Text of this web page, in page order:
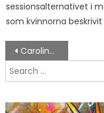
sessionsalternativet i
som kvinnorna beskrivit
Post
Carolina Falkholt
Search for: